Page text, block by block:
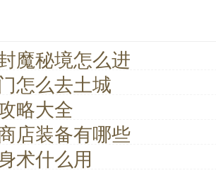
魔秘境怎么进
怎么去土城
略大全
店装备有哪些
术什么用